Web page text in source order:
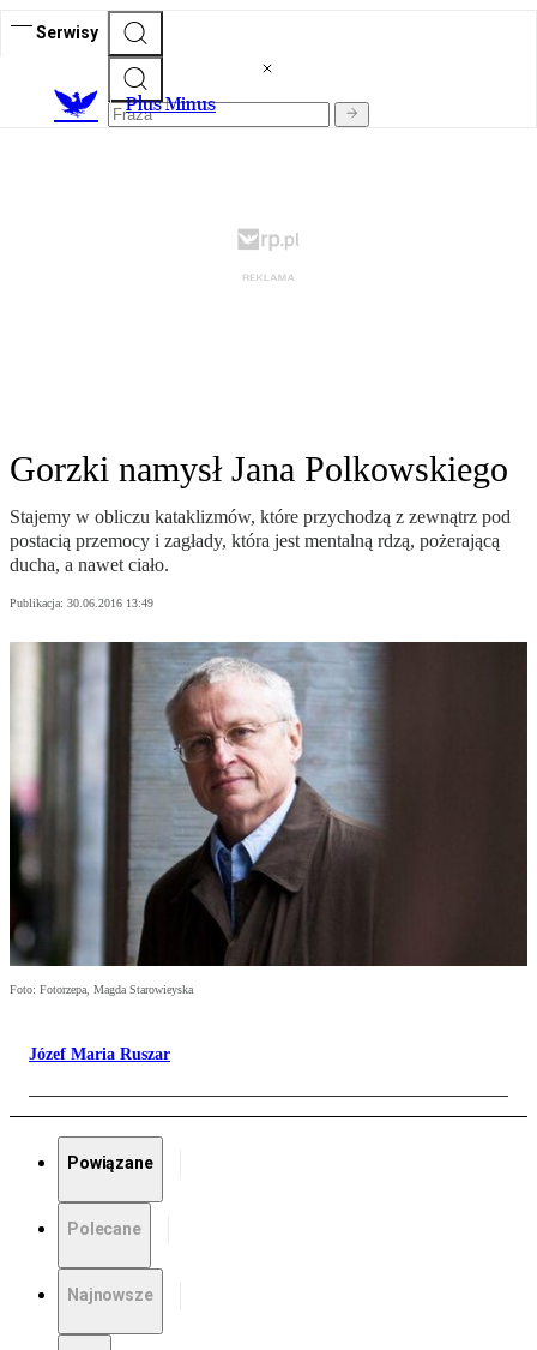
Serwisy
Plus Minus
Gorzki namysł Jana Polkowskiego
Stajemy w obliczu kataklizmów, które przychodzą z zewnątrz pod
postacią przemocy i zagłady, która jest mentalną rdzą, pożerającą
ducha, a nawet ciało.
Publikacja: 30.06.2016 13:49
Foto: Fotorzepa, Magda Starowieyska
Józef Maria Ruszar
Powiązane
Polecane
Najnowsze